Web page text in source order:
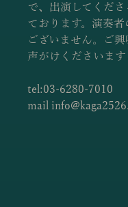
で、出演してくだ
ております。演奏
ございません。ご
声がけくださいます
tel:03-6280-7010
mail